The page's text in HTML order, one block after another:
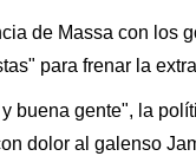
de Massa con los
para frenar la
buena gente", la
dolor al galenso